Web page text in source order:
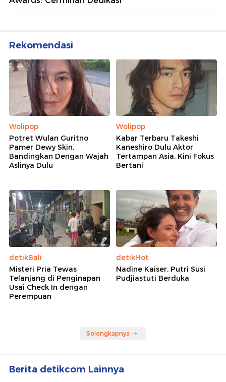
Rekomendasi
Wolipop
Potret Wulan Guritno
Pamer Dewy Skin,
Bandingkan Dengan Wajah
Aslinya Dulu
Wolipop
Kabar Terbaru Takeshi
Kaneshiro Dulu Aktor
Tertampan Asia, Kini Fokus
Bertani
detikBali
Misteri Pria Tewas
Telanjang di Penginapan
Usai Check In dengan
Perempuan
detikHot
Nadine Kaiser, Putri Susi
Pudjiastuti Berduka
Selengkapnya
Berita detikcom Lainnya